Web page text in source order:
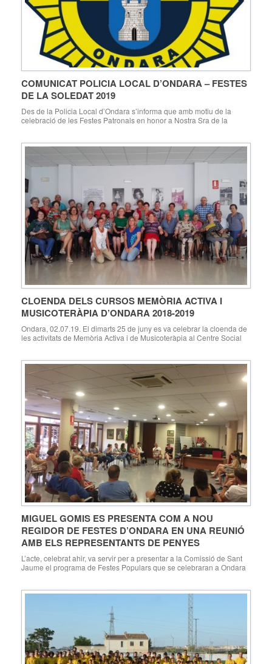
COMUNICAT POLICIA LOCAL D’ONDARA – FESTES
DE LA SOLEDAT 2019
Des de la Policia Local d’Ondara s’informa que amb motiu de la
celebració de les Festes Patronals en honor a Nostra Sra de la
següents: Zona Festes. Espai amb el trànsit i l’estacionament
CLOENDA DELS CURSOS MEMÒRIA ACTIVA I
MUSICOTERÀPIA D’ONDARA 2018-2019
Ondara, 02.07.19. El dimarts 25 de juny es va celebrar la cloenda de
les activitats de Memòria Activa i de Musicoteràpia al Centre Social
objectius hi ha la necessitat que aquestes persones puguen […]
MIGUEL GOMIS ES PRESENTA COM A NOU
REGIDOR DE FESTES D’ONDARA EN UNA REUNIÓ
AMB ELS REPRESENTANTS DE PENYES
L’acte, celebrat ahir, va servir per a presentar a la Comissió de Sant
Jaume el programa de Festes Populars que se celebraran a Ondara
d’Ondara una reunió organitzativa […]